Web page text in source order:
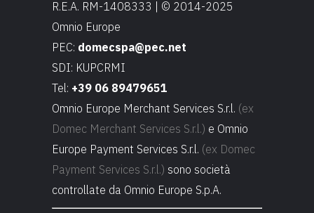
R.E.A. RM-1408333 | © 2014-2025
Omnio Europe
PEC: domecspa@pec.net
SDI: KUPCRMI
Tel: +39 06 89479651
Omnio Europe Merchant Services S.r.l. (ex
Domec Merchant Services S.r.l.) e Omnio
Europe Payment Services S.r.l. (ex Domec
Payment Services S.r.l.) sono società
controllate da Omnio Europe S.p.A.